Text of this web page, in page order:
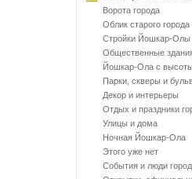
Ворота города
Облик старого города
Стройки Йошкар-Олы
Общественные
Йошкар-Ола с высоты
Парки, скверы и
Декор и интерьеры
Отдых и праздники
Улицы и дома
Ночная Йошкар-Ола
Этого уже нет
События и люди